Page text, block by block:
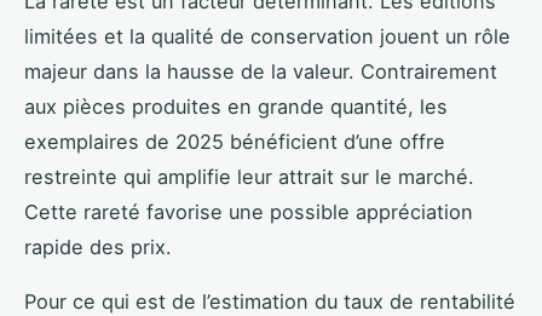
limitées et la qualité de conservation jouent un rôle
majeur dans la hausse de la valeur. Contrairement
aux pièces produites en grande quantité, les
exemplaires de 2025 bénéficient d’une offre
restreinte qui amplifie leur attrait sur le marché.
Cette rareté favorise une possible appréciation
rapide des prix.
Pour ce qui est de l’estimation du taux de rentabilité